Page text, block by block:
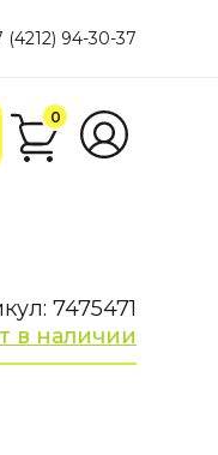
(4212) 94-30-37
0
7475471
в наличии